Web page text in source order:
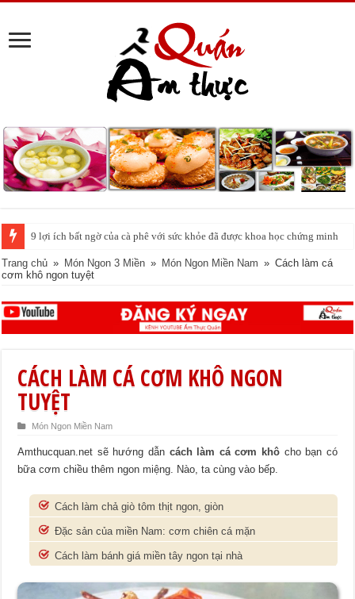
Cách pha nước chanh đá ngon đều nhau 10 ly như 1
Trang chủ » Món Ngon 3 Miền » Món Ngon Miền Nam » Cách làm cá
cơm khô ngon tuyệt
CÁCH LÀM CÁ CƠM KHÔ NGON
TUYỆT
Món Ngon Miền Nam
Amthucquan.net sẽ hướng dẫn cách làm cá cơm khôcho bạn có
bữa cơm chiều thêm ngon miệng. Nào, ta cùng vào bếp.
Cách làm chả giò tôm thịt ngon, giòn
Đặc sản của miền Nam: cơm chiên cá mặn
Cách làm bánh giá miền tây ngon tại nhà